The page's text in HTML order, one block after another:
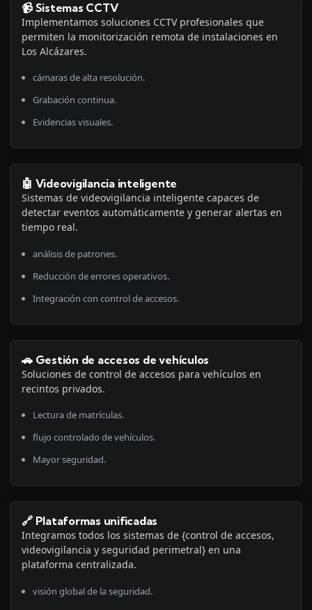
📹 Sistemas CCTV
Implementamos soluciones CCTV profesionales que
permiten la monitorización remota de instalaciones en
Los Alcázares.
cámaras de alta resolución.
Grabación continua.
Evidencias visuales.
🤖 Videovigilancia inteligente
Sistemas de videovigilancia inteligente capaces de
detectar eventos automáticamente y generar alertas en
tiempo real.
análisis de patrones.
Reducción de errores operativos.
Integración con control de accesos.
🚗 Gestión de accesos de vehículos
Soluciones de control de accesos para vehículos en
recintos privados.
Lectura de matrículas.
flujo controlado de vehículos.
Mayor seguridad.
🔗 Plataformas unificadas
Integramos todos los sistemas de {control de accesos,
videovigilancia y seguridad perimetral} en una
plataforma centralizada.
visión global de la seguridad.